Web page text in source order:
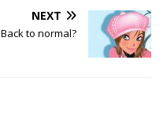
NEXT
Back to normal?